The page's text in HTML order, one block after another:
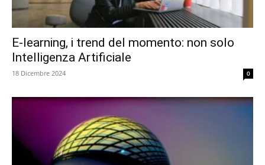
E-learning, i trend del momento: non solo
Intelligenza Artificiale
18 Dicembre 2024 0